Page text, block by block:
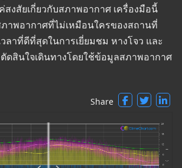
สงสัยเกี่ยวกับสภาพอากาศ เครื่องมือนี้
าพอากาศที่ไม่เหมือนใครของสถานที่
ลาที่ดีที่สุดในการเยี่ยมชม หางโจว และ
ดสินใจเดินทางโดยใช้ข้อมูลสภาพอากาศ
Share